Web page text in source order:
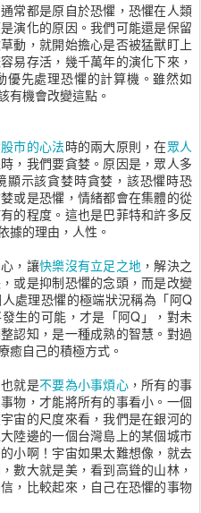
常都是原自於恐懼，恐懼在人類
演化的原因。我們可能還是保留
草動，就開始擔心是否被猛獸盯上
易存活，幾千萬年的演化下來，
先處理恐懼的計算機。雖然如
有機會改變這點。
市的心法時的兩大原則，在眾人
，我們要貪婪。原因是，眾人多
顯示該貪婪時貪婪，該恐懼時恐
或是恐懼，情緒都會在集體的從
的程度。這也是巴菲特和許多反
據的理由，人性。
，讓快樂沒有立足之地 ，解決之
或是抑制恐懼的念頭，而是改變
處理恐懼的極端狀況稱為「阿Q
生的可能，才是「阿Q」，對未
認知，是一種成熟的智慧。對過
癒自己的積極方式。
就是不要為小事煩心，所有的事
物，才能將所有的事看小。一個
宙的尺度來看，我們是在銀河的
陸邊的一個台灣島上的某個城市
小啊！宇宙如果太難想像，就去
數大就是美，看到高聳的山林，
，比較起來，自己在恐懼的事物